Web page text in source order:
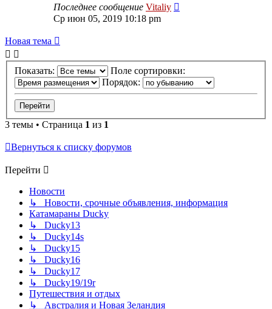
Последнее сообщение Vitaliy
Ср июн 05, 2019 10:18 pm
Новая тема
Показать:
Поле сортировки:
Порядок:
3 темы • Страница 1 из 1
Вернуться к списку форумов
Перейти
Новости
↳ Новости, срочные объявления, информация
Катамараны Ducky
↳ Ducky13
↳ Ducky14s
↳ Ducky15
↳ Ducky16
↳ Ducky17
↳ Ducky19/19r
Путешествия и отдых
↳ Австралия и Новая Зеландия